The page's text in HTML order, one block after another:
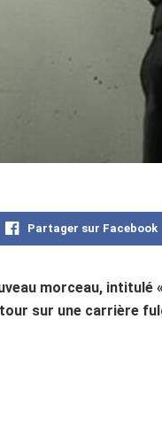
Partager sur Facebook
morceau, intitulé
sur une carrière